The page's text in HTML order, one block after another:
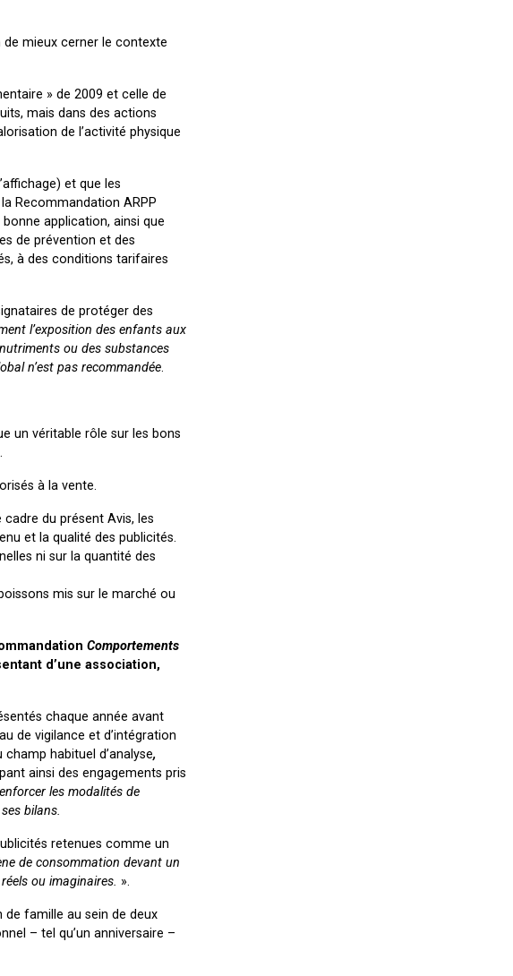
de mieux cerner le contexte
» de 2009 et celle de
mais dans des actions
de l’activité physique
et que les
Recommandation ARPP
application, ainsi que
de prévention et des
à des conditions tarifaires
de protéger des
l’exposition des enfants aux
ou des substances
n’est pas recommandée.
un véritable rôle sur les bons
à la vente.
du présent Avis, les
et la qualité des publicités.
ni sur la quantité des
mis sur le marché ou
Comportements
d’une association,
chaque année avant
de vigilance et d’intégration
habituel d’analyse,
ainsi des engagements pris
les modalités de
bilans.
retenues comme un
de consommation devant un
ou imaginaires. ».
famille au sein de deux
– tel qu’un anniversaire –